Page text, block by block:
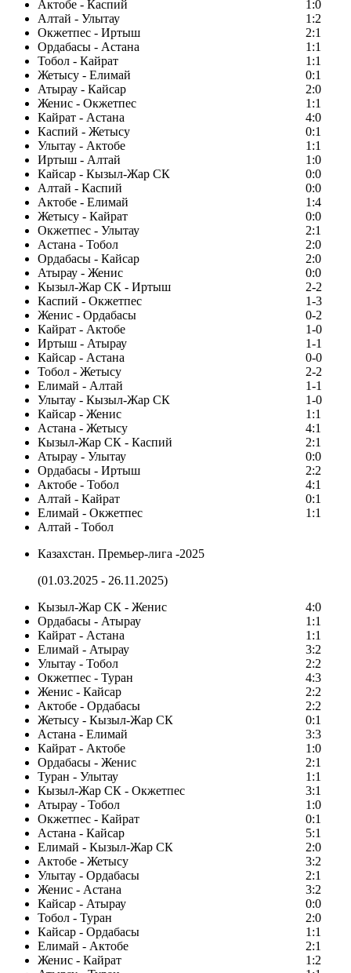
Актобе - Каспий
1:0
Алтай - Улытау
1:2
Окжетпес - Иртыш
2:1
Ордабасы - Астана
1:1
Тобол - Кайрат
1:1
Жетысу - Елимай
0:1
Атырау - Кайсар
2:0
Женис - Окжетпес
1:1
Кайрат - Астана
4:0
Каспий - Жетысу
0:1
Улытау - Актобе
1:1
Иртыш - Алтай
1:0
Кайсар - Кызыл-Жар СК
0:0
Алтай - Каспий
0:0
Актобе - Елимай
1:4
Жетысу - Кайрат
0:0
Окжетпес - Улытау
2:1
Астана - Тобол
2:0
Ордабасы - Кайсар
2:0
Атырау - Женис
0:0
Кызыл-Жар СК - Иртыш
2-2
Каспий - Окжетпес
1-3
Женис - Ордабасы
0-2
Кайрат - Актобе
1-0
Иртыш - Атырау
1-1
Кайсар - Астана
0-0
Тобол - Жетысу
2-2
Елимай - Алтай
1-1
Улытау - Кызыл-Жар СК
1-0
Кайсар - Женис
1:1
Астана - Жетысу
4:1
Кызыл-Жар СК - Каспий
2:1
Атырау - Улытау
0:0
Ордабасы - Иртыш
2:2
Актобе - Тобол
4:1
Алтай - Кайрат
0:1
Елимай - Окжетпес
1:1
Алтай - Тобол
Казахстан. Премьер-лига -2025
(01.03.2025 - 26.11.2025)
Кызыл-Жар СК - Женис
4:0
Ордабасы - Атырау
1:1
Кайрат - Астана
1:1
Елимай - Атырау
3:2
Улытау - Тобол
2:2
Окжетпес - Туран
4:3
Женис - Кайсар
2:2
Актобе - Ордабасы
2:2
Жетысу - Кызыл-Жар СК
0:1
Астана - Елимай
3:3
Кайрат - Актобе
1:0
Ордабасы - Женис
2:1
Туран - Улытау
1:1
Кызыл-Жар СК - Окжетпес
3:1
Атырау - Тобол
1:0
Окжетпес - Кайрат
0:1
Астана - Кайсар
5:1
Елимай - Кызыл-Жар СК
2:0
Актобе - Жетысу
3:2
Улытау - Ордабасы
2:1
Женис - Астана
3:2
Кайсар - Атырау
0:0
Тобол - Туран
2:0
Кайсар - Ордабасы
1:1
Елимай - Актобе
2:1
Женис - Кайрат
1:2